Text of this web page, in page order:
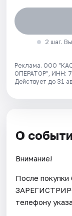
2 шаг.
Реклама. ООО
ОПЕРАТОР", ИНН:
Действует до 31
О
Внимание!
После
телефону